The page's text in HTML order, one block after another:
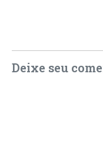
Deixe seu